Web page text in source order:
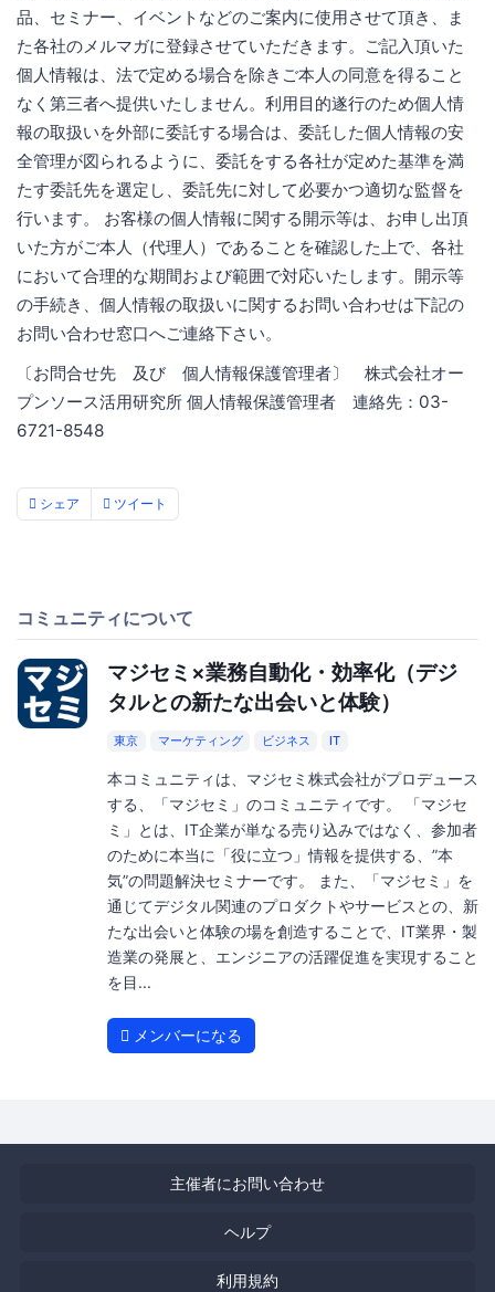
品、セミナー、イベントなどのご案内に使用させて頂き、ま
た各社のメルマガに登録させていただきます。ご記入頂いた
個人情報は、法で定める場合を除きご本人の同意を得ること
なく第三者へ提供いたしません。利用目的遂行のため個人情
報の取扱いを外部に委託する場合は、委託した個人情報の安
全管理が図られるように、委託をする各社が定めた基準を満
たす委託先を選定し、委託先に対して必要かつ適切な監督を
行います。 お客様の個人情報に関する開示等は、お申し出頂
いた方がご本人（代理人）であることを確認した上で、各社
において合理的な期間および範囲で対応いたします。開示等
の手続き、個人情報の取扱いに関するお問い合わせは下記の
お問い合わせ窓口へご連絡下さい。
〔お問合せ先 及び 個人情報保護管理者〕 株式会社オー
プンソース活用研究所 個人情報保護管理者 連絡先：03-
6721-8548
シェア ツイート
コミュニティについて
マジセミ×業務自動化・効率化（デジ
タルとの新たな出会いと体験）
東京 マーケティング ビジネス IT
本コミュニティは、マジセミ株式会社がプロデュース
する、「マジセミ」のコミュニティです。 「マジセ
ミ」とは、IT企業が単なる売り込みではなく、参加者
のために本当に「役に立つ」情報を提供する、”本
気”の問題解決セミナーです。 また、「マジセミ」を
通じてデジタル関連のプロダクトやサービスとの、新
たな出会いと体験の場を創造することで、IT業界・製
造業の発展と、エンジニアの活躍促進を実現すること
を目...
メンバーになる
主催者にお問い合わせ
ヘルプ
利用規約